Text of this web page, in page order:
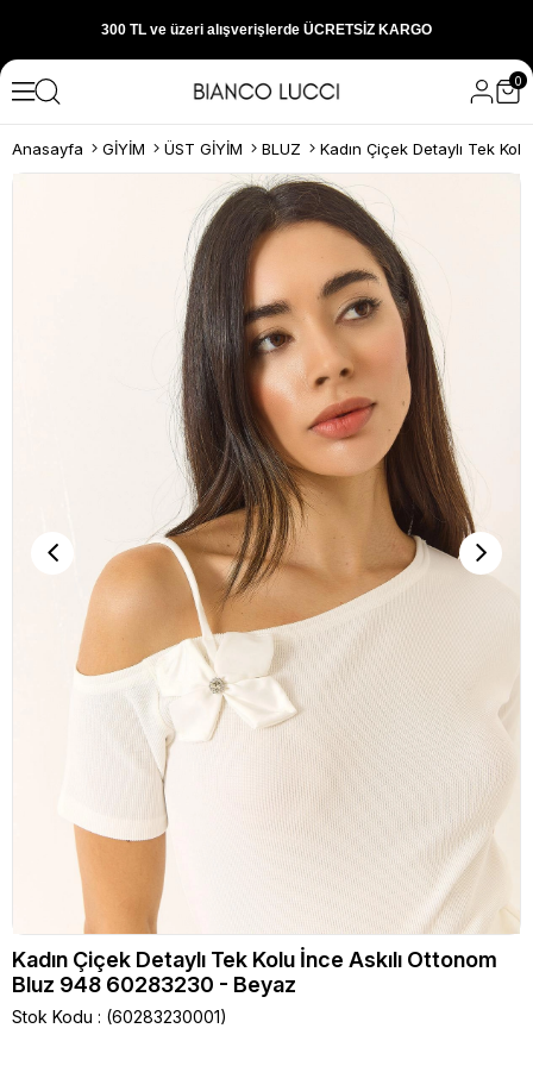
300 TL ve üzeri alışverişlerde ÜCRETSİZ KARGO
1000 TL ve üzeri alışverişlerde 150 TL İNDİRİM
Yeni sezon ürünlerini hemen keşfedin
300 TL ve üzeri alışverişlerde ÜCRETSİZ KARGO
1000 TL ve üzeri alışverişlerde 150 TL İNDİRİM
0
Anasayfa GİYİM ÜST GİYİM BLUZ
Kadın Çiçek Detaylı Tek Kolu İnce Askılı Ottonom
Bluz 948 60283230 - Beyaz
Stok Kodu (60283230001)